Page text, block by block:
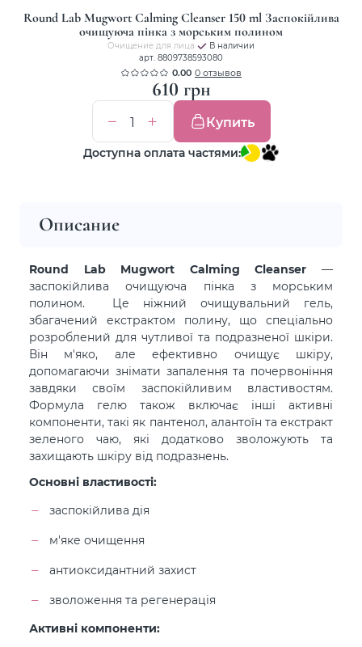
Round Lab Mugwort Calming Cleanser 150 ml Заспокійлива
очищуюча пінка з морським полином
Очищение для лица
В наличии
арт. 8809738593080
0.00 0 отзывов
610 грн
Купить
Доступна оплата частями:
Описание
Round Lab Mugwort Calming Cleanser —
заспокійлива очищуюча пінка з морським
полином. Це ніжний очищувальний гель,
збагачений екстрактом полину, що спеціально
розроблений для чутливої та подразненої шкіри.
Він м'яко, але ефективно очищує шкіру,
допомагаючи знімати запалення та почервоніння
завдяки своїм заспокійливим властивостям.
Формула гелю також включає інші активні
компоненти, такі як пантенол, алантоїн та екстракт
зеленого чаю, які додатково зволожують та
захищають шкіру від подразнень.
Основні властивості:
заспокійлива дія
м'яке очищення
антиоксидантний захист
зволоження та регенерація
Активні компоненти: